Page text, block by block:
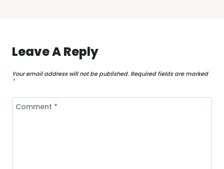
Leave A Reply
Your email address will not be published. Required fields are marked
*
Comment *